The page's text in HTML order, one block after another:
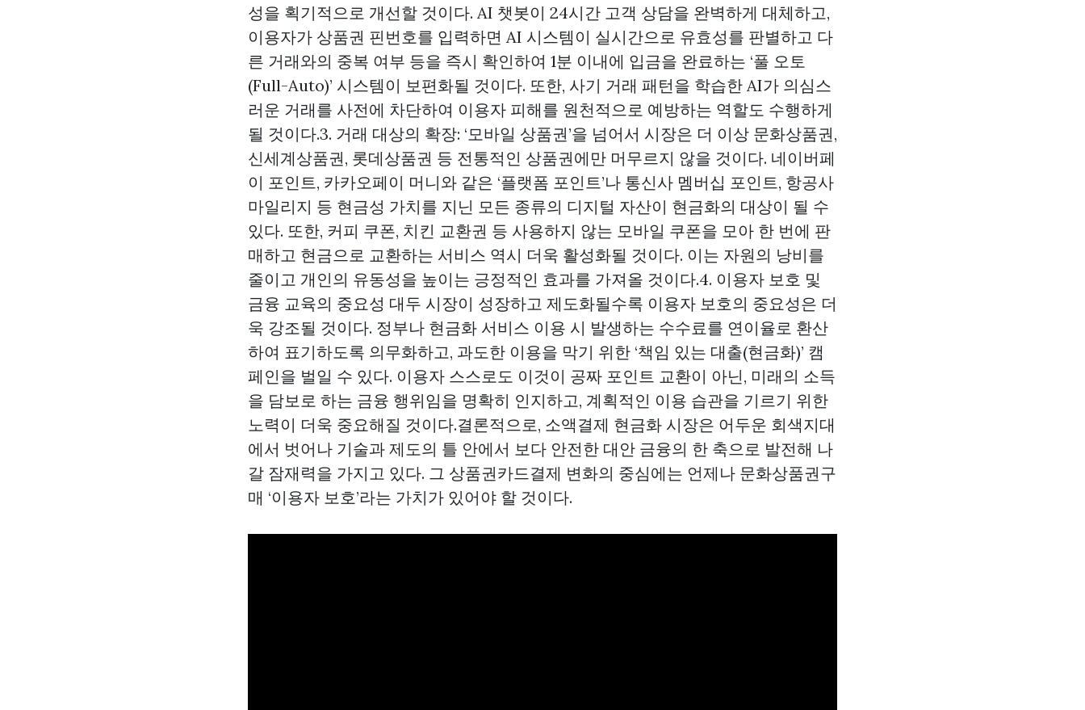
성을 획기적으로 개선할 것이다. AI 챗봇이 24시간 고객 상담을 완벽하게 대체하고,
이용자가 상품권 핀번호를 입력하면 AI 시스템이 실시간으로 유효성를 판별하고 다
른 거래와의 중복 여부 등을 즉시 확인하여 1분 이내에 입금을 완료하는 ‘풀 오토
(Full-Auto)’ 시스템이 보편화될 것이다. 또한, 사기 거래 패턴을 학습한 AI가 의심스
러운 거래를 사전에 차단하여 이용자 피해를 원천적으로 예방하는 역할도 수행하게
될 것이다.3. 거래 대상의 확장: ‘모바일 상품권’을 넘어서 시장은 더 이상 문화상품권,
신세계상품권, 롯데상품권 등 전통적인 상품권에만 머무르지 않을 것이다. 네이버페
이 포인트, 카카오페이 머니와 같은 ‘플랫폼 포인트’나 통신사 멤버십 포인트, 항공사
마일리지 등 현금성 가치를 지닌 모든 종류의 디지털 자산이 현금화의 대상이 될 수
있다. 또한, 커피 쿠폰, 치킨 교환권 등 사용하지 않는 모바일 쿠폰을 모아 한 번에 판
매하고 현금으로 교환하는 서비스 역시 더욱 활성화될 것이다. 이는 자원의 낭비를
줄이고 개인의 유동성을 높이는 긍정적인 효과를 가져올 것이다.4. 이용자 보호 및
금융 교육의 중요성 대두 시장이 성장하고 제도화될수록 이용자 보호의 중요성은 더
욱 강조될 것이다. 정부나 현금화 서비스 이용 시 발생하는 수수료를 연이율로 환산
하여 표기하도록 의무화하고, 과도한 이용을 막기 위한 ‘책임 있는 대출(현금화)’ 캠
페인을 벌일 수 있다. 이용자 스스로도 이것이 공짜 포인트 교환이 아닌, 미래의 소득
을 담보로 하는 금융 행위임을 명확히 인지하고, 계획적인 이용 습관을 기르기 위한
노력이 더욱 중요해질 것이다.결론적으로, 소액결제 현금화 시장은 어두운 회색지대
에서 벗어나 기술과 제도의 틀 안에서 보다 안전한 대안 금융의 한 축으로 발전해 나
갈 잠재력을 가지고 있다. 그 상품권카드결제 변화의 중심에는 언제나 문화상품권구
매 ‘이용자 보호’라는 가치가 있어야 할 것이다.